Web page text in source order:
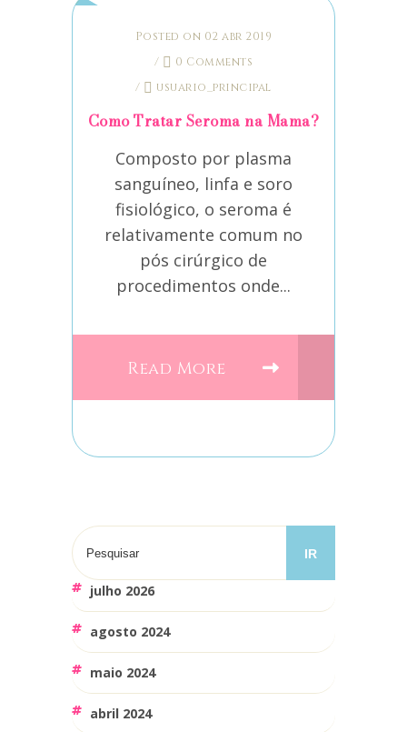
Posted on 02 abr 2019
/
0 Comments
/
usuario_principal
Como Tratar Seroma na Mama?
Composto por plasma
sanguíneo, linfa e soro
fisiológico, o seroma é
relativamente comum no
pós cirúrgico de
procedimentos onde...
Read More
julho 2026
agosto 2024
maio 2024
abril 2024